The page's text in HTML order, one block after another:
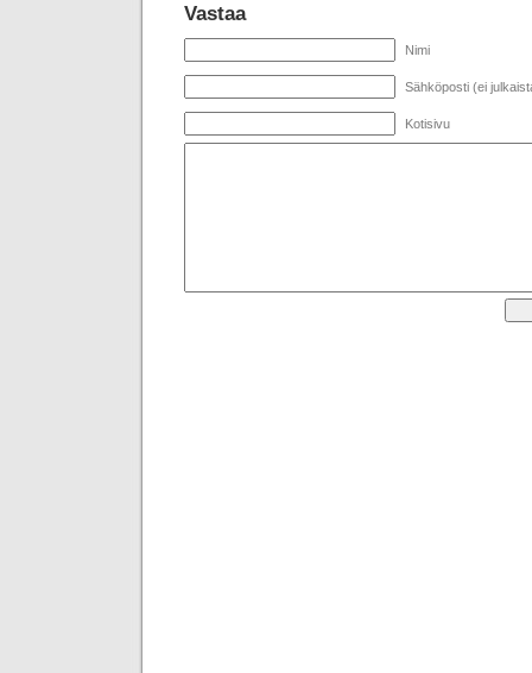
Vastaa
Nimi
Sähköposti (ei
Kotisivu